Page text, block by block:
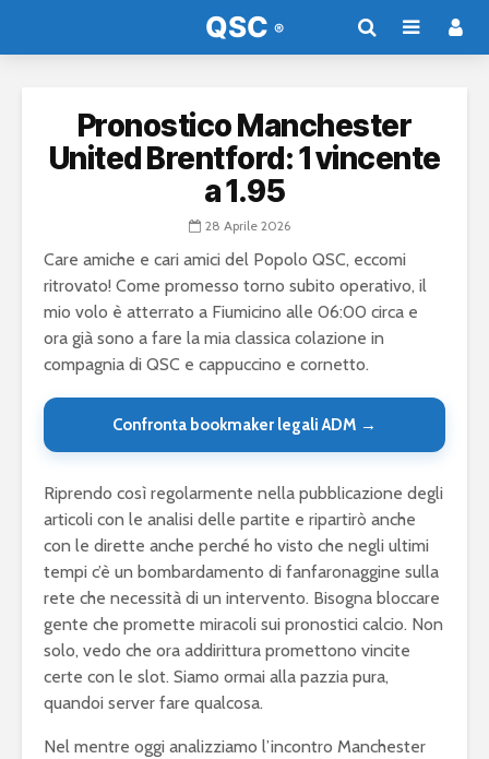
Pronostico Manchester
United Brentford: 1 vincente
a 1.95
28 Aprile 2026
Care amiche e cari amici del Popolo QSC, eccomi
ritrovato! Come promesso torno subito operativo, il
mio volo è atterrato a Fiumicino alle 06:00 circa e
ora già sono a fare la mia classica colazione in
compagnia di QSC e cappuccino e cornetto.
Confronta bookmaker legali ADM →
Riprendo così regolarmente nella pubblicazione degli
articoli con le analisi delle partite e ripartirò anche
con le dirette anche perché ho visto che negli ultimi
tempi c’è un bombardamento di fanfaronaggine sulla
rete che necessità di un intervento. Bisogna bloccare
gente che promette miracoli sui pronostici calcio. Non
solo, vedo che ora addirittura promettono vincite
certe con le slot. Siamo ormai alla pazzia pura,
quandoi server fare qualcosa.
Nel mentre oggi analizziamo l’incontro Manchester